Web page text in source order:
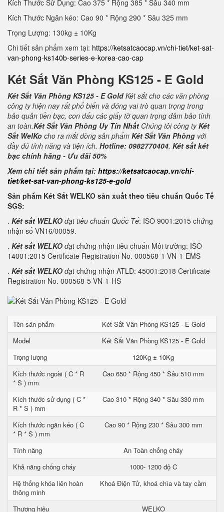
Kích Thước Sử Dụng: Cao 375 * Rộng 385 * Sâu 340 mm
Kích Thước Ngăn kéo: Cao 90 * Rộng 290 * Sâu 325 mm
Trọng Lượng: 130kg ± 10Kg
Chi tiết sản phẩm xem tại: https://ketsatcaocap.vn/chi-tiet/ket-sat-
van-phong-ks140b-series-e-korea-cao-cap
Két Sắt Văn Phòng KS125 - E Gold
Két Sắt Văn Phòng KS125 - E GoldKét sắt cho các văn phòng
công ty hiện nay rất phổ biến và đóng vai trò quan trọng trong
bảo quản tiền bạc, con dấu các giấy tờ quan trọng đảm bảo tính
an toàn.Két Sắt Văn Phòng Uy Tín Nhất Chúng tôi công tyKét
Sắt WelKo cho ra mắt dòng sản phẩm Két Sắt Văn Phòng với
đầy đủ tính năng và tiện ích. Hotline: 0982770404. Két sắt két
bạc chính hãng - Ưu đãi 50%
Xem chi tiết sản phẩm tại: https://ketsatcaocap.vn/chi-
tiet/ket-sat-van-phong-ks125-e-gold
Sản phẩm Két Sắt WELKO sản xuất theo tiêu chuẩn Quốc Tế
SGS:
. Két sắt WELKO đạt tiêu chuẩn Quốc Tế: ISO 9001:2015 chứng
nhận số VN16/00059.
. Két sắt WELKO đạt chứng nhận tiêu chuẩn Môi trường: ISO
14001:2015 Certificate Registration No. 000568-1-VN-1-EMS
. Két sắt WELKO đạtchứng nhận ATLĐ: 45001:2018 Certificate
Registration No. 000568-5-VN-1-HS
Tên sản phẩm
Két Sắt Văn Phòng KS125 - E Gold
Model
Két Sắt Văn Phòng KS125 - E Gold
Trọng lượng
120Kg ± 10Kg
Kích thước ngoài ( C * R
* S ) mm
Cao 650 * Rộng 450 * Sâu 510 mm
Kích thước sử dụng ( C *
R * S ) mm
Cao 310 * Rộng 340 * Sâu 330 mm
Kích thước ngăn kéo ( C
* R * S ) mm
Cao 90 * Rộng 230 * Sâu 300 mm
Tính năng
An Toàn chống cháy
Khả năng chống cháy
1000- 1200 độ C
Hệ thống khóa liên hoàn
thông minh
Khoá Điện Tử, khoá chìa và tay cầm
Thương hiệu WELKO